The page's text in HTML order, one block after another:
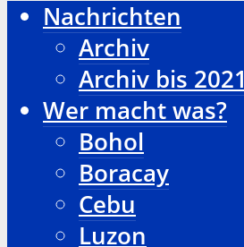
Nachrichten
Archiv
Archiv bis 2021
Wer macht was?
Bohol
Boracay
Cebu
Luzon